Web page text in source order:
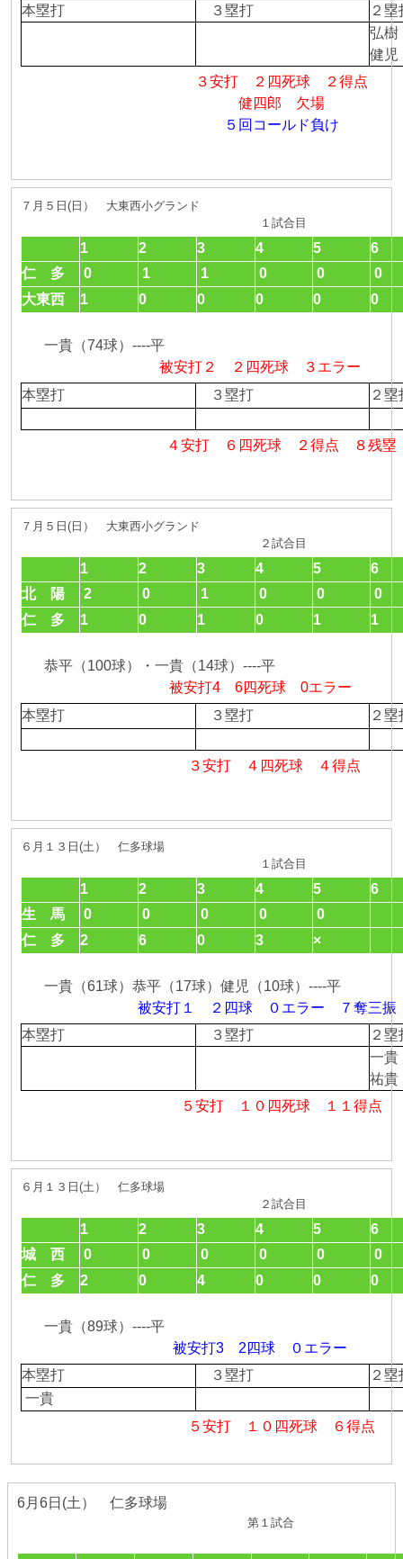
本塁打
３塁打
２
弘樹
健児
３安打 ２四死球 ２得点
健四郎 欠場
５回コールド負け
７月５日(日） 大東西小グランド
１試合目
1 2 3 4 5
6
仁 多
0 1 1 0 0
0
大東西
1 0 0 0 0 0
一貴（74球）----平
被安打２ ２四死球 ３エラー
本塁打
３塁打 ２
４安打 ６四死球 ２得点 ８残塁
７月５日(日） 大東西小グランド
２試合目
1 2 3 4 5
6
北 陽
2 0 1 0 0
0
仁 多
1 0 1 0 1 1
恭平（100球）・一貴（14球）----平
被安打4 6四死球 0エラー
本塁打
３塁打 ２
３安打 ４四死球 ４得点
６月１３日(土） 仁多球場
１試合目
1 2 3 4 5
6
生 馬
0 0 0 0
0
仁 多
2 6 0 3 ×
一貴（61球）恭平（17球）健児（10球）----平
被安打１ ２四球 ０エラー ７奪三振
本塁打
３塁打
２
一貴
祐貴
５安打 １０四死球 １１得点
６月１３日(土） 仁多球場
２試合目
1 2 3 4 5
6
城 西
0 0 0 0 0
0
仁 多
2 0 4 0 0 0
一貴（89球）----平
被安打3 2四球 ０エラー
本塁打
３塁打
２
一貴
５安打 １０四死球 ６得点
6月6日(土） 仁多球場
第１試合